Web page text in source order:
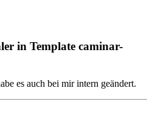
in Template caminar-
es auch bei mir intern geändert.